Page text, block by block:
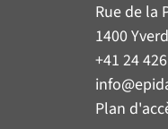
Rue de la
1400
+41 24
Plan